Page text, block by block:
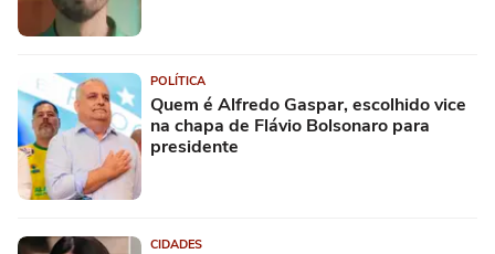
POLÍTICA
Quem é Alfredo Gaspar, escolhido vice
na chapa de Flávio Bolsonaro para
presidente
CIDADES